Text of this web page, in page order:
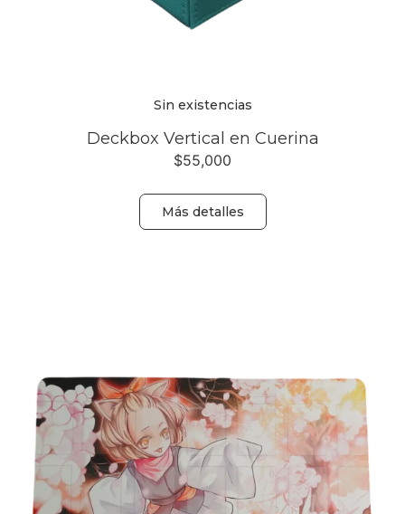
Sin existencias
Deckbox Vertical en Cuerina
$55,000
Más detalles